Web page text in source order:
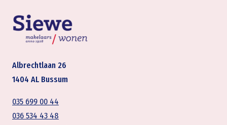
Albrechtlaan 26
1404 AL Bussum
035 699 00 44
036 534 43 48